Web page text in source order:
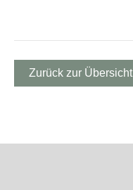
Zurück zur Übersicht